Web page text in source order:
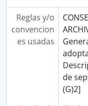
Reglas y/o
convencion
es usadas
de
(G)2]